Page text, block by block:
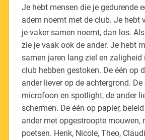
Je hebt mensen die je gedurende
adem noemt met de club. Je hebt
je vaker samen noemt, dan los.
zie je vaak ook de ander. Je hebt
samen jaren lang ziel en zaligheid
club hebben gestoken. De één op
ander liever op de achtergrond. De
microfoon en spotlight, de ander
schermen. De één op papier,
ander met opgestroopte mouwen,
poetsen. Henk, Nicole, Theo,